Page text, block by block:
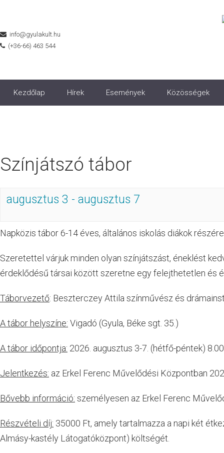
info@gyulakult.hu
(+36-66) 463 544
Kezdőlap Hírek Események Közösségek
Színjátszó tábor
augusztus 3 - augusztus 7
Napközis tábor 6-14 éves, általános iskolás diákok részére
Szeretettel várjuk minden olyan színjátszást, éneklést
érdeklődésű társai között szeretne egy felejthetetlen és
Táborvezető: Beszterczey Attila színművész és
A tábor helyszíne: Vigadó (Gyula, Béke sgt. 35.)
A tábor időpontja: 2026. augusztus 3-7. (hétfő-péntek)
Jelentkezés: az Erkel Ferenc Művelődési Központban
Bővebb információ: személyesen az Erkel Ferenc
Részvételi díj: 35000 Ft, amely tartalmazza a napi két
Almásy-kastély Látogatóközpont) költségét.